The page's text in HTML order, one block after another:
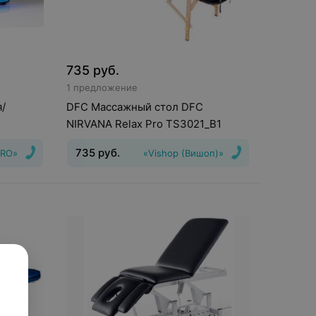
735 руб.
1 предложение
DFC Массажный стол DFC
NIRVANA Relax Pro TS3021_B1
«Vishop (Вишоп)»
735 руб.
Складывание стола:
Габариты (Ш/Д/В):